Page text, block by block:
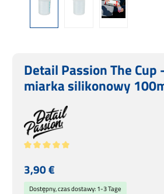
Detail Passion The Cup
miarka silikonowy
Cena regularna:
3,90 €
Dostępny, czas dostawy: 1-3 Tage